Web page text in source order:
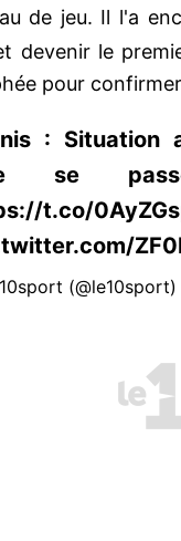
de jeu. Il l'a
devenir le
pour
: Situation
se
t.co/
(@le10sport)